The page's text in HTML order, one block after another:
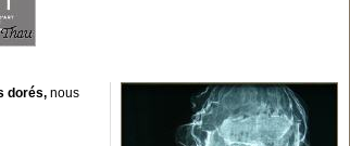
dorés, nous